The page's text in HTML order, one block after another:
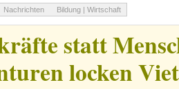
Nachrichten Bildung | Wirtschaft
statt
locken